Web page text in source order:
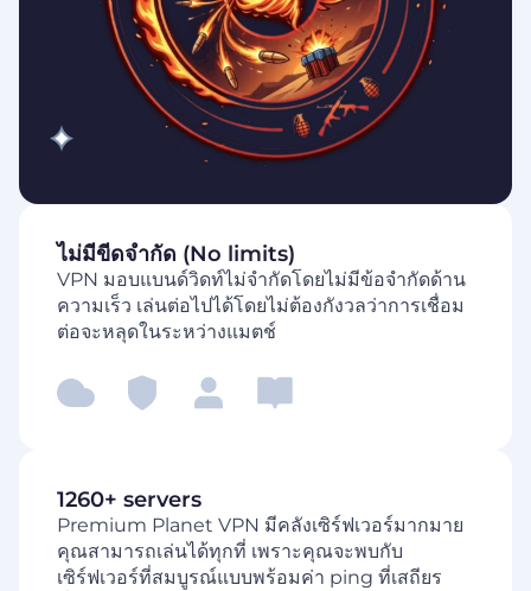
ไม่มีขีดจำกัด (No limits)
VPN มอบแบนด์วิดท์ไม่จำกัดโดยไม่มีข้อจำกัดด้าน
ความเร็ว เล่นต่อไปได้โดยไม่ต้องกังวลว่าการเชื่อม
ต่อจะหลุดในระหว่างแมตช์
1260+ servers
Premium Planet VPN มีคลังเซิร์ฟเวอร์มากมาย
คุณสามารถเล่นได้ทุกที่ เพราะคุณจะพบกับ
เซิร์ฟเวอร์ที่สมบูรณ์แบบพร้อมค่า ping ที่เสถียร